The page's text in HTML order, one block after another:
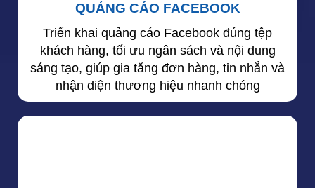
QUẢNG CÁO FACEBOOK
Triển khai quảng cáo Facebook đúng tệp
khách hàng, tối ưu ngân sách và nội dung
sáng tạo, giúp gia tăng đơn hàng, tin nhắn và
nhận diện thương hiệu nhanh chóng